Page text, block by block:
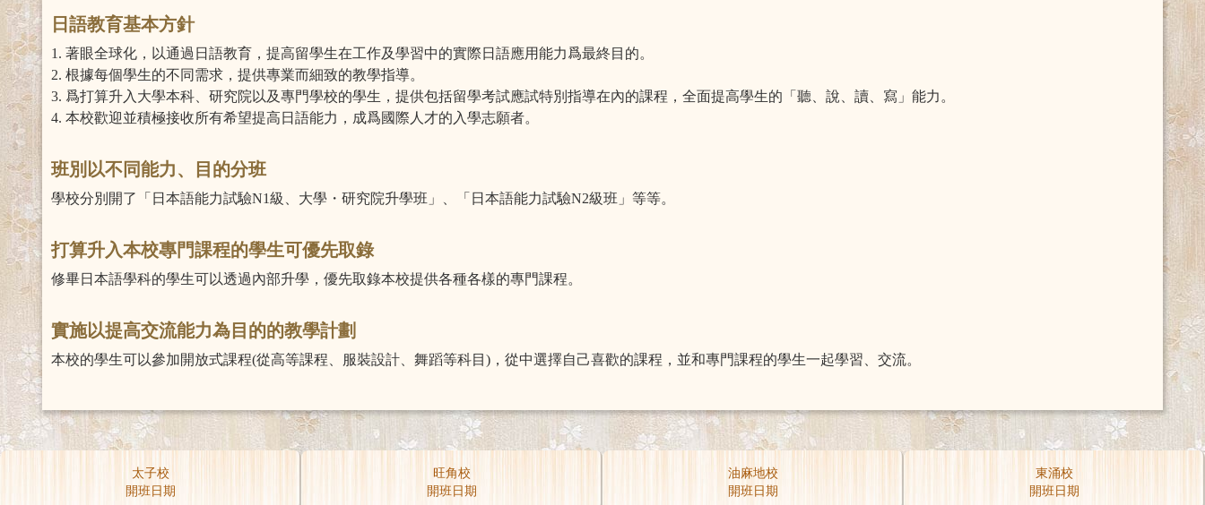
日語教育基本方針
1. 著眼全球化，以通過日語教育，提高留學生在工作及學習中的實際日語應用能力爲最終目的。
2. 根據每個學生的不同需求，提供專業而細致的教學指導。
3. 爲打算升入大學本科、研究院以及專門學校的學生，提供包括留學考試應試特別指導在內的課程，全面提高學生的「聽、說、讀、寫」能力。
4. 本校歡迎並積極接收所有希望提高日語能力，成爲國際人才的入學志願者。
班別以不同能力、目的分班
學校分別開了「日本語能力試驗N1級、大學・研究院升學班」、「日本語能力試驗N2級班」等等。
打算升入本校專門課程的學生可優先取錄
修畢日本語學科的學生可以透過內部升學，優先取錄本校提供各種各樣的專門課程。
實施以提高交流能力為目的的教學計劃
本校的學生可以參加開放式課程(從高等課程、服裝設計、舞蹈等科目)，從中選擇自己喜歡的課程，並和專門課程的學生一起學習、交流。
太子校
開班日期
旺角校
開班日期
油麻地校
開班日期
東涌校
開班日期